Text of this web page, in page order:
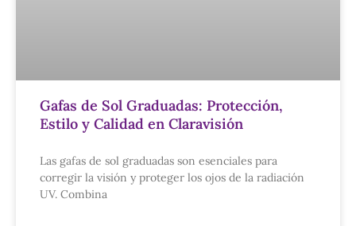
Gafas de Sol Graduadas: Protección,
Estilo y Calidad en Claravisión
Las gafas de sol graduadas son esenciales para
corregir la visión y proteger los ojos de la radiación
UV. Combina